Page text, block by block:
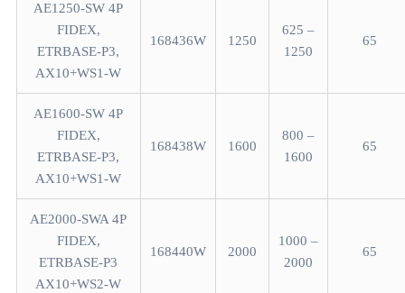
AE1250-SW 4P
FIDEX,
ETRBASE-P3,
AX10+WS1-W
168436W 1250
625 –
1250
65
AE1600-SW 4P
FIDEX,
ETRBASE-P3,
AX10+WS1-W
168438W 1600
800 –
1600
65
AE2000-SWA 4P
FIDEX,
ETRBASE-P3
AX10+WS2-W
168440W 2000
1000 –
2000
65